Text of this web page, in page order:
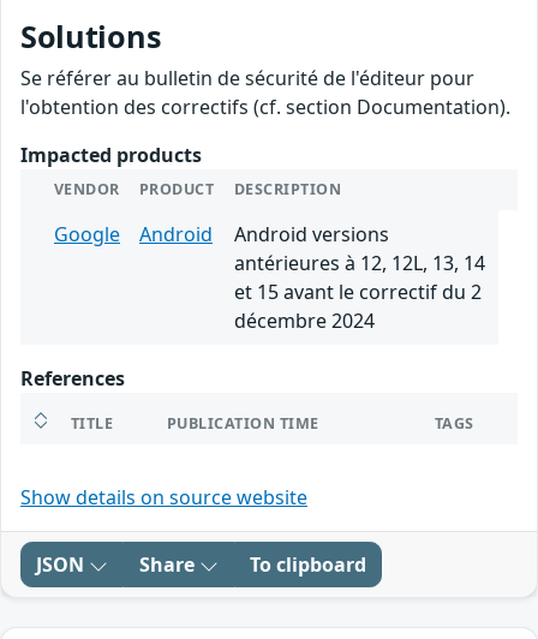
Solutions
Se référer au bulletin de sécurité de l'éditeur pour
l'obtention des correctifs (cf. section Documentation).
Impacted products
VENDOR PRODUCT DESCRIPTION
Google Android
Android versions
antérieures à 12, 12L, 13, 14
et 15 avant le correctif du 2
décembre 2024
References
TITLE PUBLICATION TIME TAGS
Show details on source website
JSON Share To clipboard